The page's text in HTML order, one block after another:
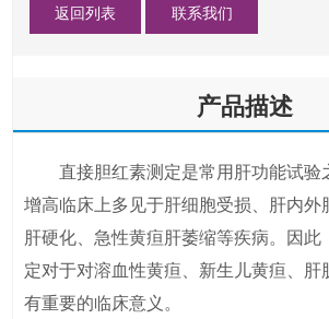
返回列表 联系我们
产品描述
直接胆红素测定是常用肝功能试验
增高临床上多见于肝细胞受损、肝内外
肝硬化、急性黄疸肝萎缩等疾病。因此
定对于对溶血性黄疸、新生儿黄疸、
有重要的临床意义。